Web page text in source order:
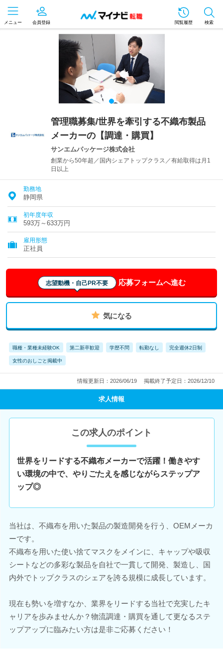
メニュー 会員登録 閲覧履歴 検索
管理職募集/世界を牽引する不織布製品
メーカーの【調達・購買】
サンエムパッケージ株式会社
創業から50年超／国内シェアトップクラス／有給取得は月1
日以上
勤務地
静岡県
初年度年収
593万～633万円
雇用形態
正社員
志望動機・自己PR不要 応募フォームへ進む
気になる
職種・業種未経験OK 第二新卒歓迎 学歴不問 転勤なし 完全週休2日制
女性のおしごと掲載中
情報更新日：2026/06/19 掲載終了予定日：2026/12/10
求人情報
この求人のポイント
世界をリードする不織布メーカーで活躍！働きやす
い環境の中で、やりごたえを感じながらステップア
ップ◎
当社は、不織布を用いた製品の製造開発を行う、OEMメーカ
ーです。
不織布を用いた使い捨てマスクをメインに、キャップや吸収
シートなどの多彩な製品を自社で一貫して開発、製造し、国
内外でトップクラスのシェアを誇る規模に成長しています。
現在も勢いを増すなか、業界をリードする当社で充実したキ
ャリアを歩みませんか？物流調達・購買を通して更なるステ
ップアップに臨みたい方は是非ご応募ください！